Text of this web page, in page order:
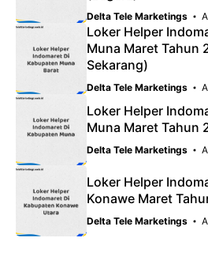
Delta Tele Marketings
Loker Helper
Muna Maret Tahun
Sekarang)
Delta Tele Marketings
Loker Helper
Muna Maret Tahun
Delta Tele Marketings
Loker Helper
Konawe Maret
Delta Tele Marketings